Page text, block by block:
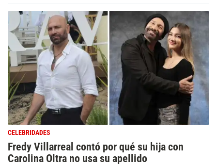
CELEBRIDADES
Fredy Villarreal contó por qué su hija con
Carolina Oltra no usa su apellido